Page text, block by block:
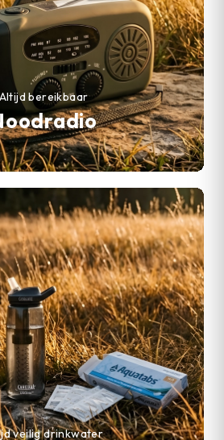
Altijd bereikbaar
veilig drinkwater